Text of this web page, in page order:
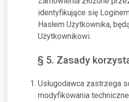
identyfikujące się
Hasłem Użytkownika,
Użytkownikowi.
§ 5. Zasady
Usługodawca zastrzega
modyfikowania